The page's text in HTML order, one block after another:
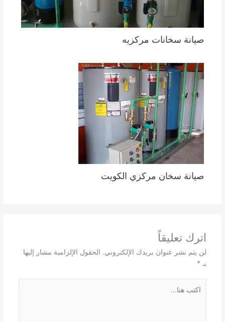
صيانة سخانات مركزيه
صيانة سخان مركزي الكويت
اترك تعليقاً
لن يتم نشر عنوان بريدك الإلكتروني. الحقول الإلزامية مشار إليها
بـ *
هنا...